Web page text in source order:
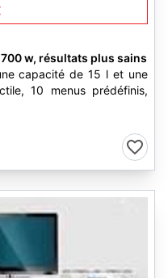
w, résultats plus sains
capacité de 15 l et une
10 menus prédéfinis,